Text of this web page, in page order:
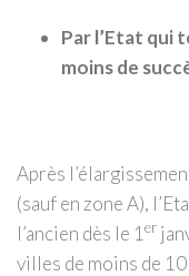
Par l’Etat qui
moins de
Après
(sauf en zone A),
l’ancien dès le 1 er
villes de moins de